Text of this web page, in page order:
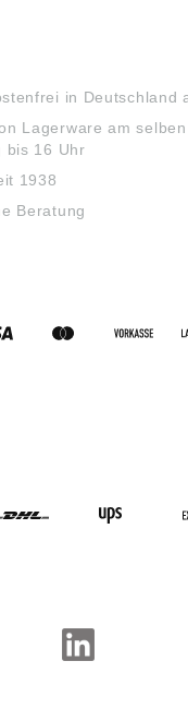
in Deutschland
Lagerware am
bis 16 Uhr
1938
Beratung